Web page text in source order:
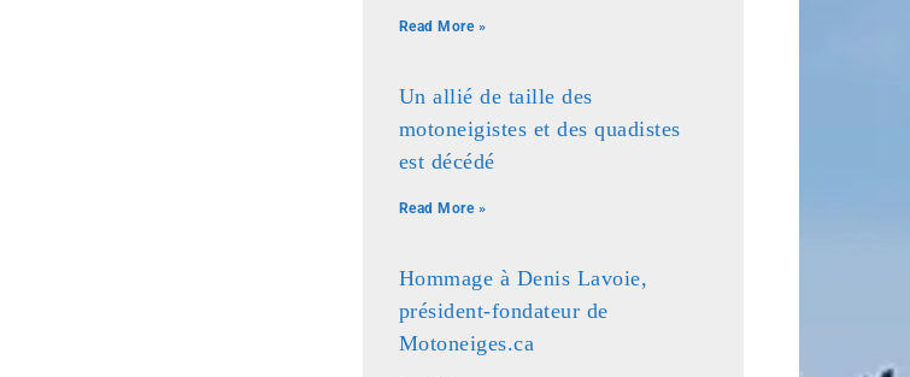
Read More »
Un allié de taille des
motoneigistes et des quadistes
est décédé
Read More »
Hommage à Denis Lavoie,
président-fondateur de
Motoneiges.ca